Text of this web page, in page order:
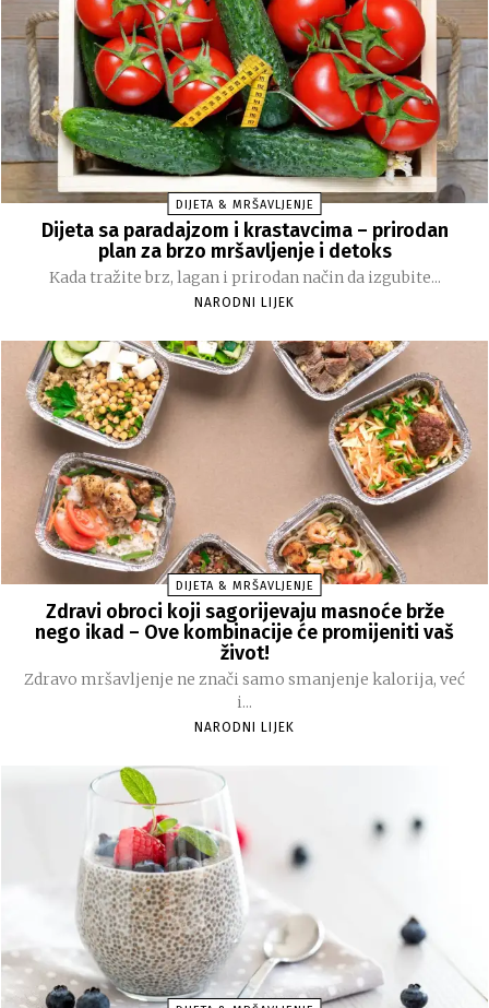
DIJETA & MRŠAVLJENJE
Dijeta sa paradajzom i krastavcima – prirodan
plan za brzo mršavljenje i detoks
Kada tražite brz, lagan i prirodan način da izgubite...
NARODNI LIJEK
DIJETA & MRŠAVLJENJE
Zdravi obroci koji sagorijevaju masnoće brže
nego ikad – Ove kombinacije će promijeniti vaš
život!
Zdravo mršavljenje ne znači samo smanjenje kalorija, već
i...
NARODNI LIJEK